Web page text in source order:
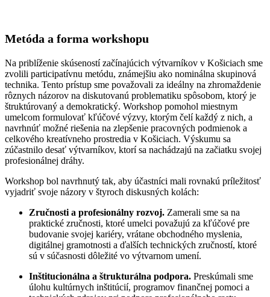
Metóda a forma workshopu
Na priblíženie skúseností začínajúcich výtvarníkov v Košiciach sme
zvolili participatívnu metódu, známejšiu ako nominálna skupinová
technika. Tento prístup sme považovali za ideálny na zhromaždenie
rôznych názorov na diskutovanú problematiku spôsobom, ktorý je
štruktúrovaný a demokratický. Workshop pomohol miestnym
umelcom formulovať kľúčové výzvy, ktorým čelí každý z nich, a
navrhnúť možné riešenia na zlepšenie pracovných podmienok a
celkového kreatívneho prostredia v Košiciach. Výskumu sa
zúčastnilo desať výtvarníkov, ktorí sa nachádzajú na začiatku svojej
profesionálnej dráhy.
Workshop bol navrhnutý tak, aby účastníci mali rovnakú príležitosť
vyjadriť svoje názory v štyroch diskusných kolách:
Zručnosti a profesionálny rozvoj. Zamerali sme sa na
praktické zručnosti, ktoré umelci považujú za kľúčové pre
budovanie svojej kariéry, vrátane obchodného myslenia,
digitálnej gramotnosti a ďalších technických zručností, ktoré
sú v súčasnosti dôležité vo výtvarnom umení.
Inštitucionálna a štrukturálna podpora. Preskúmali sme
úlohu kultúrnych inštitúcií, programov finančnej pomoci a